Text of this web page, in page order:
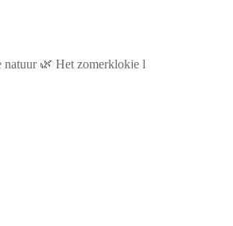
natuur 🌿 Het zomerklokje l